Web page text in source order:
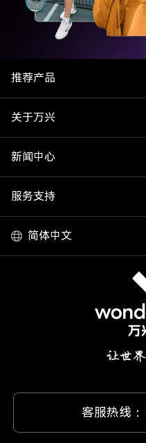
推荐产品
关于万兴
新闻中心
服务支持
简体中文
客服热线：